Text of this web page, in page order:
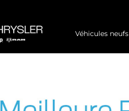
Véhicules neufs